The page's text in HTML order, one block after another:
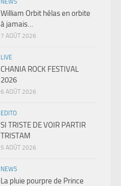
William Orbit hélas en orbite
à jamais…
7 AOÛT 2026
LIVE
CHANIA ROCK FESTIVAL
2026
6 AOÛT 2026
EDITO
SI TRISTE DE VOIR PARTIR
TRISTAM
5 AOÛT 2026
NEWS
La pluie pourpre de Prince